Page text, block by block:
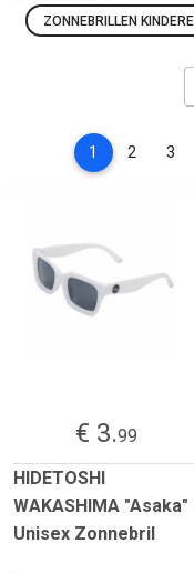
ZONNEBRILLEN
1 (current)
2 3
€ 3.99
HIDETOSHI
WAKASHIMA "Asaka"
Unisex Zonnebril